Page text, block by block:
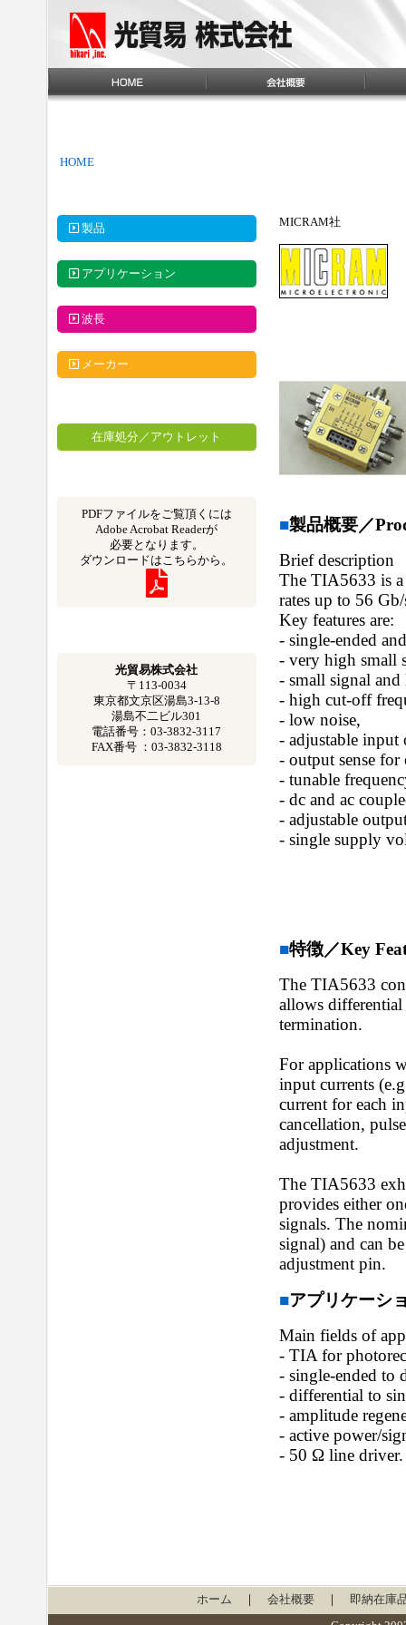
HOME
製品
アプリケーション
波長
メーカー
在庫処分／アウトレット
PDFファイルをご覧頂くには
Adobe Acrobat Readerが
必要となります。
ダウンロードはこちらから。
光貿易株式会社
〒113-0034
東京都文京区湯島3-13-8
湯島不二ビル301
電話番号：03-3832-3117
FAX番号 ：03-3832-3118
MICRAM社
■製品概要／
Brief description
The TIA5633 is a
rates up to 56 Gb/
Key features are:
- single-ended
- very high small
- small signal
- high cut-off
- low noise,
- adjustable input
- output sense
- tunable
- dc and ac
- adjustable
- single supply
■特徴／Key
The TIA5633
allows
termination.
For applications
input currents
current for each
cancellation,
adjustment.
The TIA5633
provides either
signals. The
signal) and can
adjustment pin.
■アプリケーシ
Main fields of
- TIA for
- single-ended to
- differential to
- amplitude
- active power/
- 50 Ω line driver.
ホーム 会社概要 即納在庫